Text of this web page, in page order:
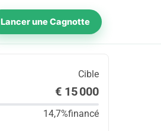
Lancer une Cagnotte
Cible
€ 15 000
14,7%financé